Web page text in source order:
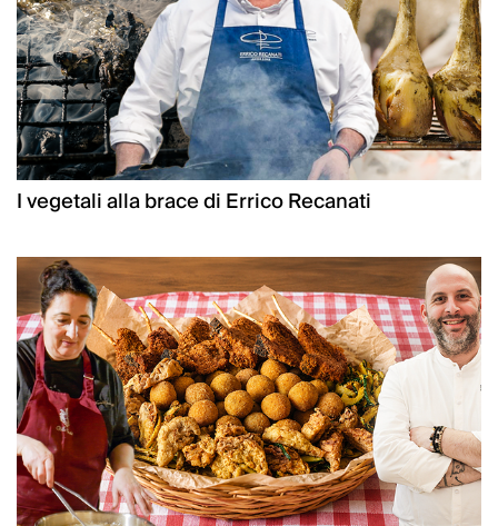
I vegetali alla brace di Errico Recanati